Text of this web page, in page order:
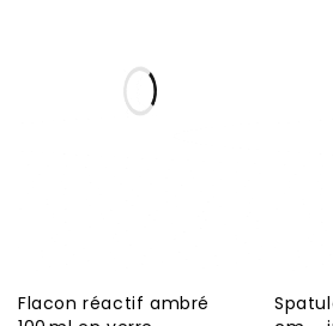
Flacon réactif ambré